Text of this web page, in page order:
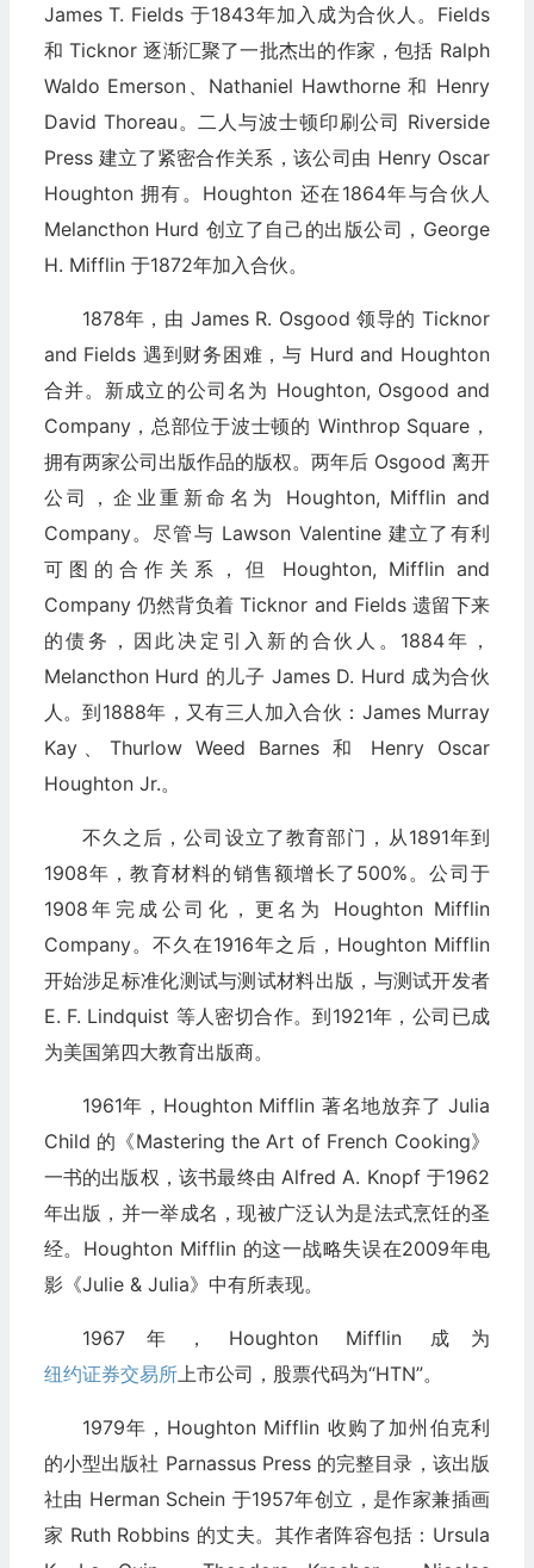
James T. Fields 于1843年加入成为合伙人。Fields
和 Ticknor 逐渐汇聚了一批杰出的作家，包括 Ralph
Waldo Emerson、Nathaniel Hawthorne 和 Henry
David Thoreau。二人与波士顿印刷公司 Riverside
Press 建立了紧密合作关系，该公司由 Henry Oscar
Houghton 拥有。Houghton 还在1864年与合伙人
Melancthon Hurd 创立了自己的出版公司，George
H. Mifflin 于1872年加入合伙。
1878年，由 James R. Osgood 领导的 Ticknor
and Fields 遇到财务困难，与 Hurd and Houghton
合并。新成立的公司名为 Houghton, Osgood and
Company，总部位于波士顿的 Winthrop Square，
拥有两家公司出版作品的版权。两年后 Osgood 离开
公司，企业重新命名为 Houghton, Mifflin and
Company。尽管与 Lawson Valentine 建立了有利
可图的合作关系，但 Houghton, Mifflin and
Company 仍然背负着 Ticknor and Fields 遗留下来
的债务，因此决定引入新的合伙人。1884年，
Melancthon Hurd 的儿子 James D. Hurd 成为合伙
人。到1888年，又有三人加入合伙：James Murray
Kay、Thurlow Weed Barnes 和 Henry Oscar
Houghton Jr.。
不久之后，公司设立了教育部门，从1891年到
1908年，教育材料的销售额增长了500%。公司于
1908年完成公司化，更名为 Houghton Mifflin
Company。不久在1916年之后，Houghton Mifflin
开始涉足标准化测试与测试材料出版，与测试开发者
E. F. Lindquist 等人密切合作。到1921年，公司已成
为美国第四大教育出版商。
1961年，Houghton Mifflin 著名地放弃了 Julia
Child 的《Mastering the Art of French Cooking》
一书的出版权，该书最终由 Alfred A. Knopf 于1962
年出版，并一举成名，现被广泛认为是法式烹饪的圣
经。Houghton Mifflin 的这一战略失误在2009年电
影《Julie & Julia》中有所表现。
1967年，Houghton Mifflin 成为
纽约证券交易所上市公司，股票代码为“HTN”。
1979年，Houghton Mifflin 收购了加州伯克利
的小型出版社 Parnassus Press 的完整目录，该出版
社由 Herman Schein 于1957年创立，是作家兼插画
家 Ruth Robbins 的丈夫。其作者阵容包括：Ursula